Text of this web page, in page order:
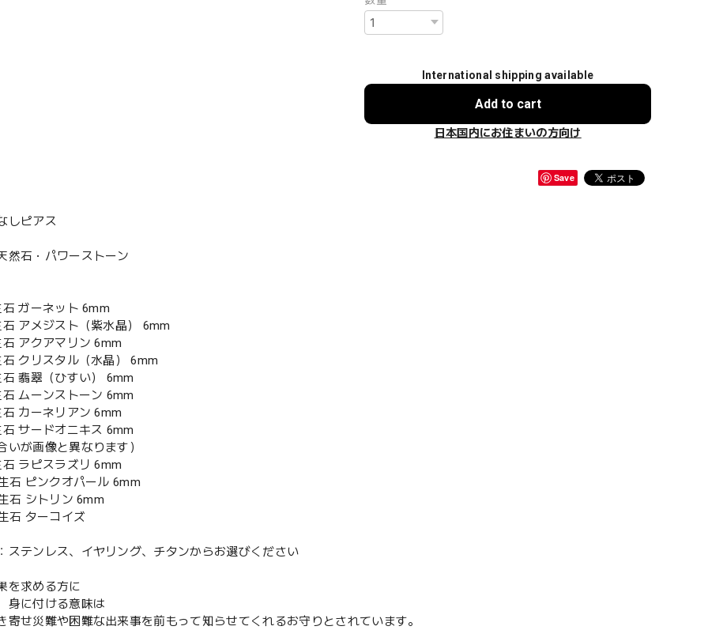
International shipping available
Add to cart
日本国内にお住まいの方向け
Save
しピアス
然石・パワーストーン
ガーネット 6mm
アメジスト（紫水晶） 6mm
アクアマリン 6mm
クリスタル（水晶） 6mm
翡翠（ひすい） 6mm
ムーンストーン 6mm
カーネリアン 6mm
サードオニキス 6mm
いが画像と異なります）
ラピスラズリ 6mm
石 ピンクオパール 6mm
石 シトリン 6mm
石 ターコイズ
ステンレス、イヤリング、チタンからお選びください
を求める方に
身に付ける意味は
寄せ災難や困難な出来事を前もって知らせてくれるお守りとされています。